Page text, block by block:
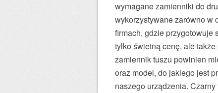
wymagane zamienniki do
wykorzystywane zarówno w
firmach, gdzie przygotowuje
tylko świetną cenę, ale
zamiennik tuszu powinien
oraz model, do jakiego jest
naszego urządzenia.